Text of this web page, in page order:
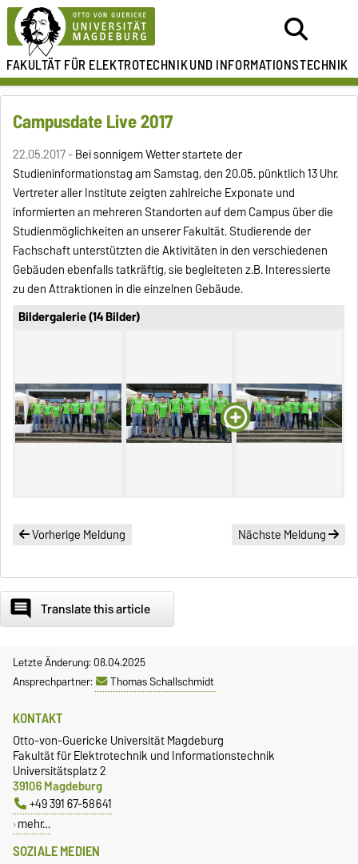
FAKULTÄT FÜR ELEKTROTECHNIKUND INFORMATIONSTECHNIK
Campusdate Live 2017
22.05.2017 -Bei sonnigem Wetter startete der
Studieninformationstag am Samstag, den 20.05. pünktlich 13 Uhr.
Vertreter aller Institute zeigten zahlreiche Exponate und
informierten an mehreren Standorten auf dem Campus über die
Studienmöglichkeiten an unserer Fakultät. Studierende der
Fachschaft unterstützten die Aktivitäten in den verschiedenen
Gebäuden ebenfalls tatkräftig, sie begleiteten z.B. Interessierte
zu den Attraktionen in die einzelnen Gebäude.
Bildergalerie (14 Bilder)
Vorherige Meldung Nächste Meldung
comment Translate this article
Letzte Änderung: 08.04.2025
Ansprechpartner:
Thomas Schallschmidt
SOZIALE MEDIEN
KONTAKT
Otto-von-Guericke Universität Magdeburg
Fakultät für Elektrotechnik und Informationstechnik
Universitätsplatz 2
39106 Magdeburg
+49 391 67-58641
mehr…